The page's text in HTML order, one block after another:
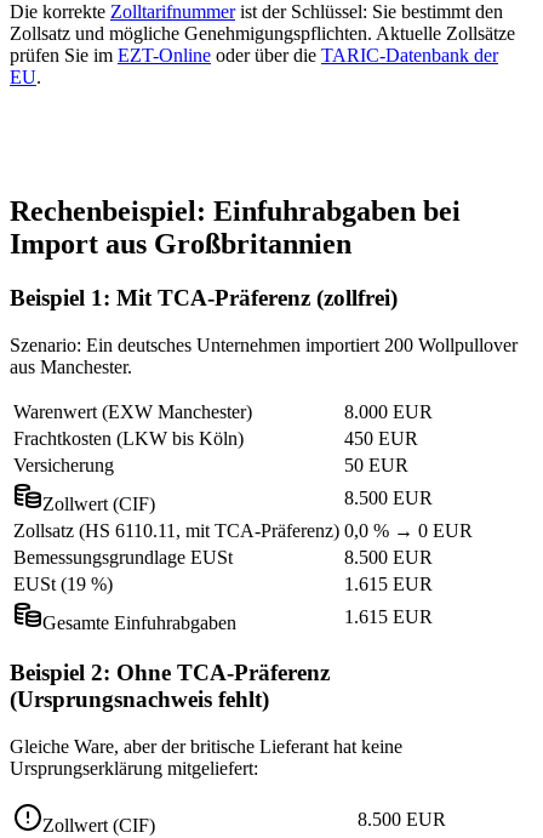
Die korrekte Zolltarifnummerist der Schlüssel: Sie bestimmt den
Zollsatz und mögliche Genehmigungspflichten. Aktuelle Zollsätze
prüfen Sie im EZT-Online oder über die TARIC-Datenbank der
EU.
Rechenbeispiel: Einfuhrabgaben bei
Import aus Großbritannien
Beispiel 1: Mit TCA-Präferenz (zollfrei)
Szenario: Ein deutsches Unternehmen importiert 200 Wollpullover
aus Manchester.
Warenwert (EXW Manchester)
8.000 EUR
Frachtkosten (LKW bis Köln)
450 EUR
Versicherung
50 EUR
Zollwert (CIF)
8.500 EUR
Zollsatz (HS 6110.11, mit TCA-Präferenz) 0,0 % → 0 EUR
Bemessungsgrundlage EUSt
8.500 EUR
EUSt (19 %)
1.615 EUR
Gesamte Einfuhrabgaben
1.615 EUR
Beispiel 2: Ohne TCA-Präferenz
(Ursprungsnachweis fehlt)
Gleiche Ware, aber der britische Lieferant hat keine
Ursprungserklärung mitgeliefert:
Zollwert (CIF)
8.500 EUR